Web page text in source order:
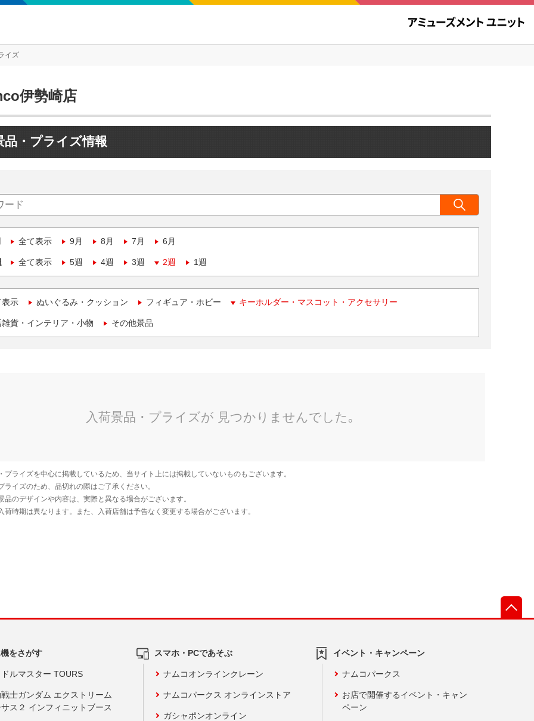
イズ
伊勢崎店
品・プライズ情報
全て表示 9月 8月 7月 6月
全て表示 5週 4週 3週 2週 1週
表示 ぬいぐるみ・クッション フィギュア・ホビー キーホルダー・マスコット・アクセサリー
貨・インテリア・小物 その他景品
をさがす
ルマスター TOURS
士ガンダム エクストリーム
ス２ インフィニットブース
スマホ・PCであそぶ
ナムコオンラインクレーン
ナムコパークス オンラインストア
ガシャポンオンライン
イベント・キャンペーン
ナムコパークス
お店で開催するイベント・キャン
ペーン